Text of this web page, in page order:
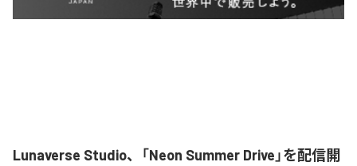
Lunaverse Studio、「Neon Summer Drive」を配信開